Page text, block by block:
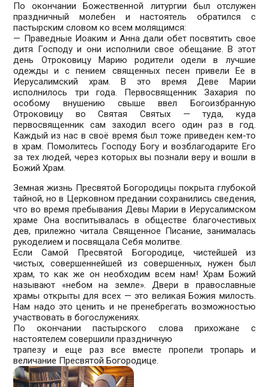
По окончании Божественной литургии был отслужен
праздничный молебен и настоятель обратился с
пастырским словом ко всем молящимся:
— Праведные Иоаким и Анна дали обет посвятить свое
дитя Господу и они исполнили свое обещание. В этот
день Отроковицу Марию родители одели в лучшие
одежды и с пением священных песен привели Ее в
Иерусалимский храм. В это время Деве Марии
исполнилось три года. Первосвященник Захария по
особому внушению свыше ввел Богоизбранную
Отроковицу во Святая Святых — туда, куда
первосвященник сам заходил всего один раз в год.
Каждый из нас в своё время был тоже приведен кем-то
в храм. Помолитесь Господу Богу и возблагодарите Его
за тех людей, через которых вы познали веру и вошли в
Божий Храм.
Земная жизнь Пресвятой Богородицы покрыта глубокой
тайной, но в Церковном предании сохранились сведения,
что во время пребывания Девы Марии в Иерусалимском
храме Она воспитывалась в обществе благочестивых
дев, прилежно читала Священное Писание, занималась
рукоделием и посвящала Себя молитве.
Если Самой Пресвятой Богородице, чистейшей из
чистых, совершеннейшей из совершенных, нужен был
храм, то как же он необходим всем нам! Храм Божий
называют «небом на земле». Двери в православные
храмы открыты для всех — это великая Божия милость.
Нам надо это ценить и не пренебрегать возможностью
участвовать в богослужениях.
По окончании пастырского слова прихожане с
настоятелем совершили праздничную
трапезу и еще раз все вместе пропели тропарь и
величание Пресвятой Богородице.